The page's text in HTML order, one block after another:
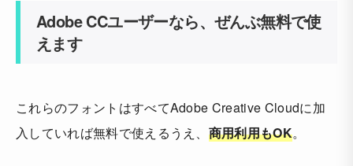
Adobe CCユーザーなら、ぜんぶ無料で使
えます
これらのフォントはすべてAdobe Creative Cloudに加
入していれば無料で使えるうえ、 商用利用もOK。